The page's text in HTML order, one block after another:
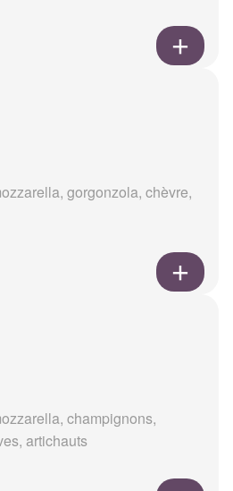
gorgonzola, chèvre,
champignons,
artichauts